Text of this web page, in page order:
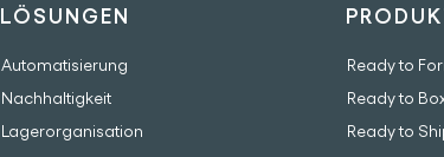
LÖSUNGEN
Automatisierung
Nachhaltigkeit
Lagerorganisation
Ready to
Ready to
Ready to